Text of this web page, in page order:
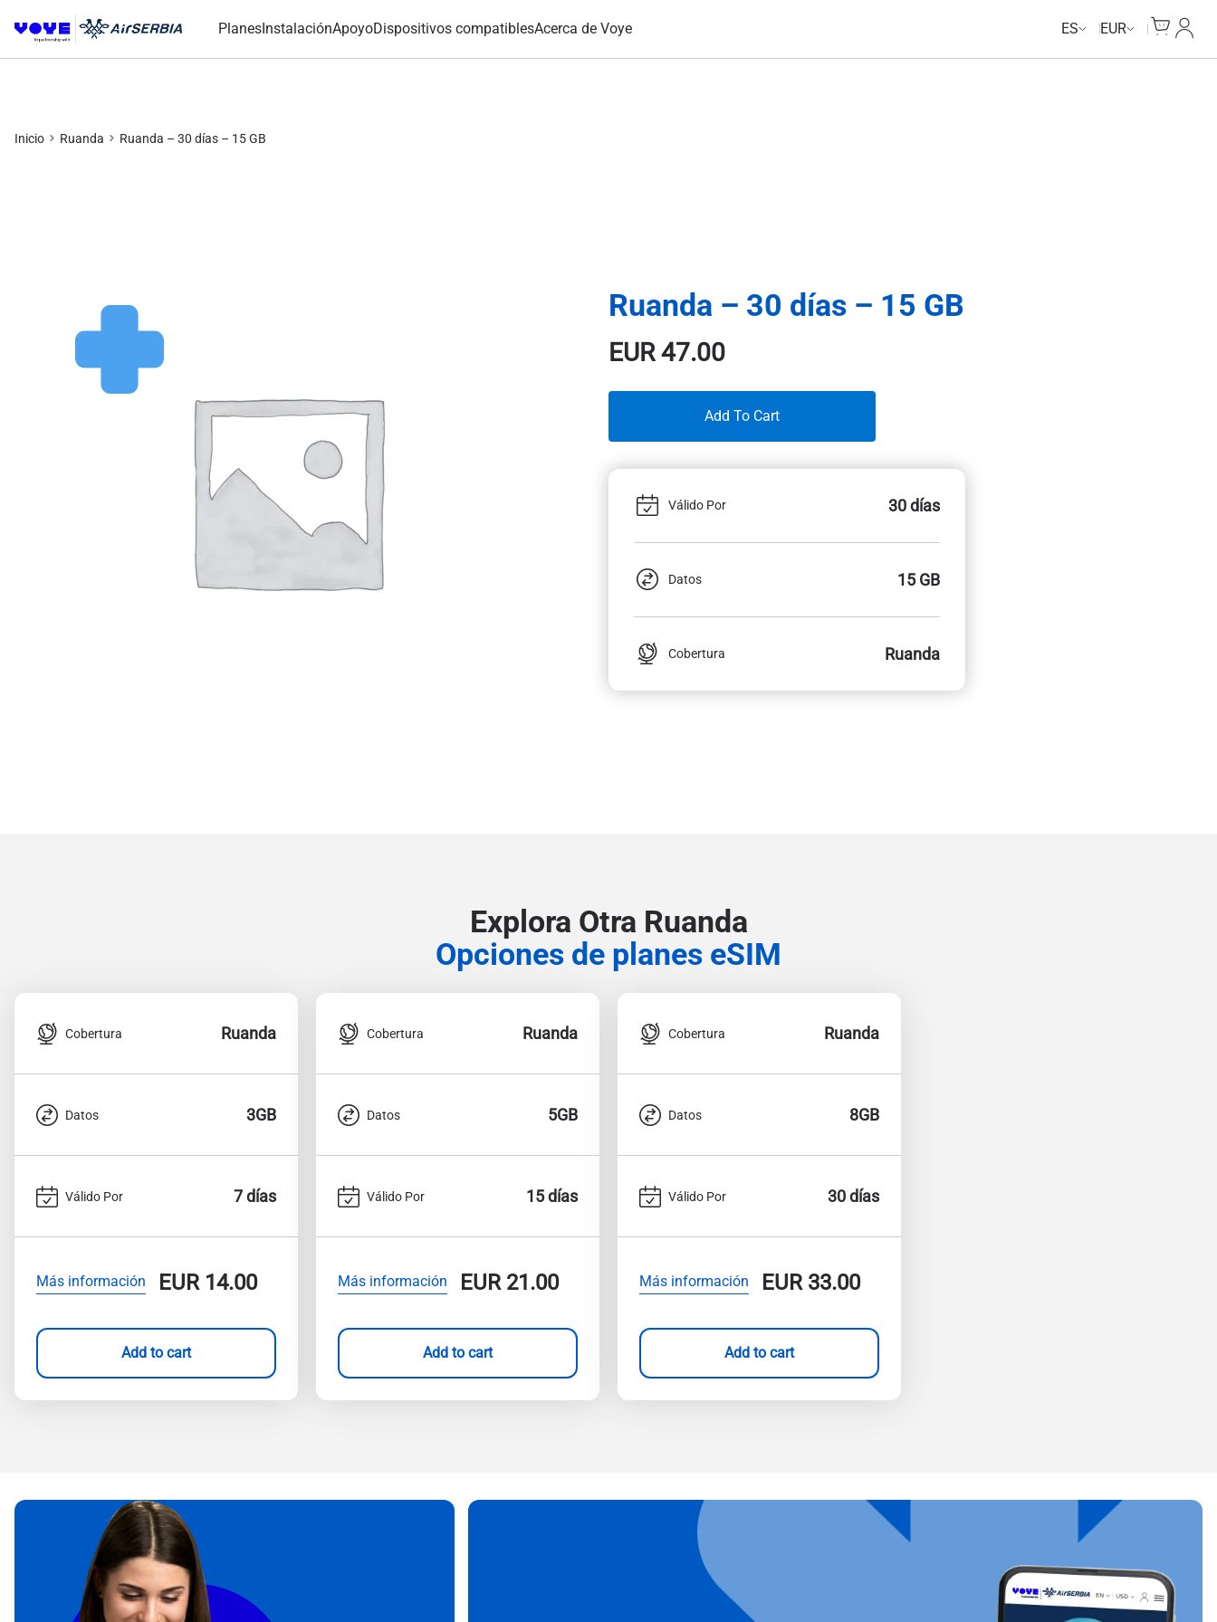
PlanesInstalaciónApoyoDispositivos compatiblesAcerca de Voye ES EUR
Mi
Inicio Ruanda Ruanda – 30 días – 15 GB
Ruanda – 30 días – 15 GB
EUR47.00
Add To Cart
Válido Por 30 días
Datos 15 GB
Cobertura Ruanda
Explora Otra Ruanda
Opciones de planes eSIM
Cobertura Ruanda
Datos 3GB
Válido Por 7 días
Más información EUR14.00
Add to cart
Cobertura Ruanda
Datos 5GB
Válido Por 15 días
Más información EUR21.00
Add to cart
Cobertura Ruanda
Datos 8GB
Válido Por 30 días
Más información EUR33.00
Add to cart